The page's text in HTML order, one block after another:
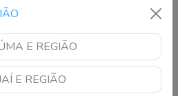
E REGIÃO
E REGIÃO